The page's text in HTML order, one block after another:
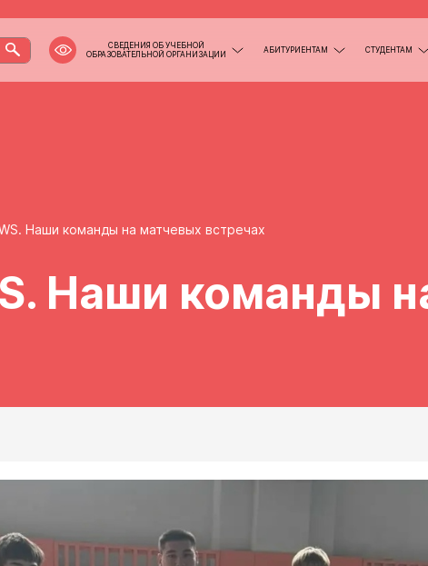
СВЕДЕНИЯ ОБ УЧЕБНОЙ
ОБРАЗОВАТЕЛЬНОЙ ОРГАНИЗАЦИИ
АБИТУРИЕНТАМ СТУДЕНТАМ
Наши команды на матчевых встречах
Наши команды